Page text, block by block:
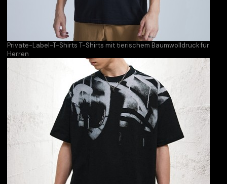
Private-Label-T-Shirts T-Shirts mit tierischem Baumwolldruck für
Herren